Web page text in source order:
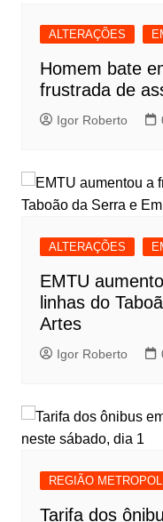
ALTERAÇÕES
Homem bate
frustrada de
Igor Roberto
ALTERAÇÕES
EMTU
linhas do
Artes
Igor Roberto
REGIÃO
Tarifa dos